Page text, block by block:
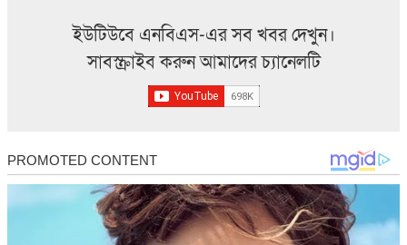
ইউটিউবে এনবিএস-এর সব খবর দেখুন।
সাবস্ক্রাইব করুন আমাদের চ্যানেলটি